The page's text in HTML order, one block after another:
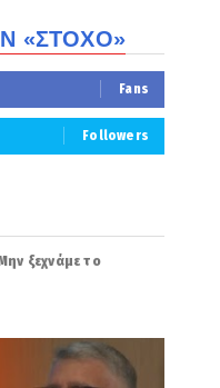
«ΣΤΟΧΟ»
Fans
Followers
ξεχνάμε το